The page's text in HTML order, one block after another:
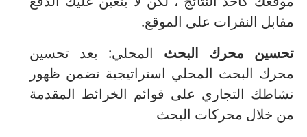
مقابل النقرات على الموقع.
تحسين محرك البحث المحلي: يعد تحسين
محرك البحث المحلي استراتيجية تضمن ظهور
نشاطك التجاري على قوائم الخرائط المقدمة
من خلال محركات البحث